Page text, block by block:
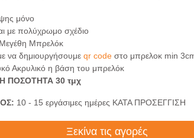
μόνο
με πολύχρωμο σχέδιο
Μπρελόκ
να δημιουργήσουμε qr code στο μπρελοκ min
Ακρυλικό η βάση του μπρελόκ
ΠΟΣΟΤΗΤΑ 30 τμχ
10 - 15 εργάσιμες ημέρες ΚΑΤΑ ΠΡΟΣΕΓΓΙΣΗ
Ξεκίνα τις αγορές